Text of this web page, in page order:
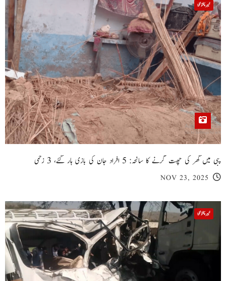
خیبر پختونخوا
پبی میں گھر کی چھت گرنے کا سانحہ: 5 افراد جان کی بازی ہار گئے، 3 زخمی
NOV 23, 2025
خیبر پختونخوا